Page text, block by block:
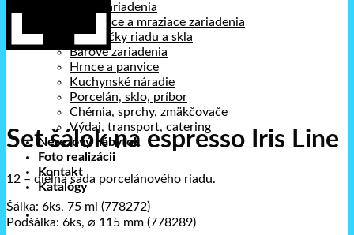
Pizza zariadenia
Chladiace a mraziace zariadenia
Umývačky riadu a skla
Barové zariadenia
Hrnce a panvice
Kuchynské náradie
Porcelán, sklo, príbor
Chémia, sprchy, zmäkčovače
Výdaj, transport, catering
Nerezový nábytok
Foto realizácii
Kontakt
Katalógy
Set šálok na espresso Iris Line
12 – dielna sada porcelánového riadu.
Šálka: 6ks, 75 ml (778272)
Podšálka: 6ks, ⌀ 115 mm (778289)